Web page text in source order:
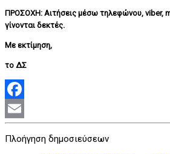
ΠΡΟΣΟΧΗ: Αιτήσεις μέσω τηλεφώνου, viber,
γίνονται δεκτές.
Με εκτίμηση,
το ΔΣ
Facebook
Πλοήγηση δημοσιεύσεων